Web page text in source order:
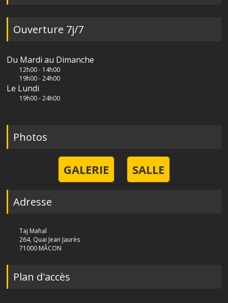
Ouverture 7j/7
Du Mardi au Dimanche
12h00 - 14h00
19h00 - 24h00
Le Lundi
19h00 - 24h00
Photos
GALERIE SALLE
Adresse
Taj Mahal
264, Quai Jean Jaurès
71000 MÂCON
Plan d'accès